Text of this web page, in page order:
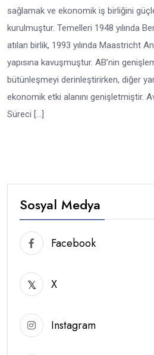
sağlamak ve ekonomik iş birliğini
kurulmuştur. Temelleri 1948 yılında
atılan birlik, 1993 yılında Maastricht
yapısına kavuşmuştur. AB’nin
bütünleşmeyi derinleştirirken, diğer
ekonomik etki alanını genişletmiştir.
Süreci […]
Sosyal Medya
Facebook
X
Instagram